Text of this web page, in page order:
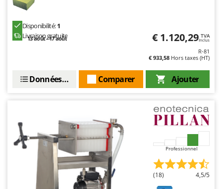
Ryobi
S.T.P.
Schnitzer
Simatech
Sirman
Skil
Smartwood
Disponibilité:1
Livraison gratuite
13 août - 17 août € 1.120,29 TVA
Inclus
R-81
€ 933,58 Hors taxes (HT)
Ajouter
Comparer
Données techniques
Professionnel
(18) 4,5/5